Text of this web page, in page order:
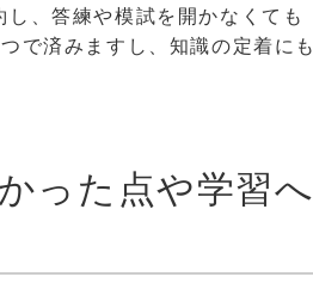
、答練や模試を開かなくても
で済みますし、知識の定着にも
った点や学習へ